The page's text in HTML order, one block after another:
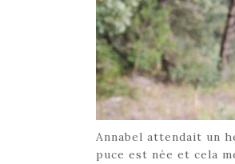
Annabel attendait un
puce est née et cela